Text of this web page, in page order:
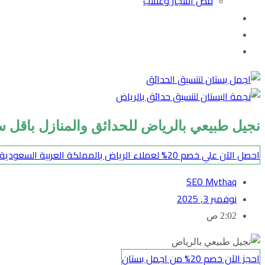
نجيل طبيعي بالرياض للحدائق والمنازل باقل
احصل الآن علي خصم 20% لعملاء الرياض بالمملكة العربية السعودية
SEO Mythaq
نوفمبر 3, 2025
2:02 ص
احجز الآن خصم 20% من اجمل بستان